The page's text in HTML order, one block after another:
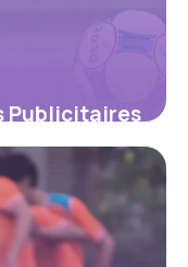
Publicitaires